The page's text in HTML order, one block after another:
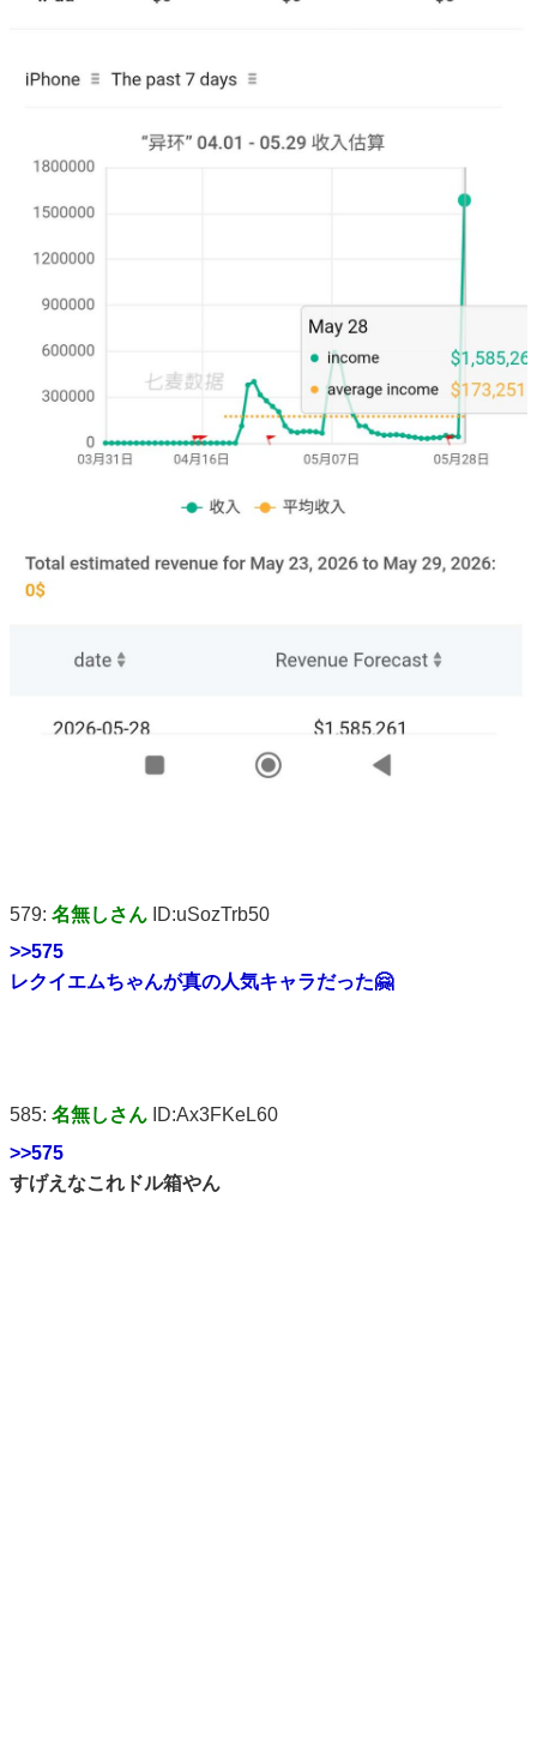
579: 名無しさん ID:uSozTrb50
>>575
レクイエムちゃんが真の人気キャラだった🤗
585: 名無しさん ID:Ax3FKeL60
>>575
すげえなこれドル箱やん